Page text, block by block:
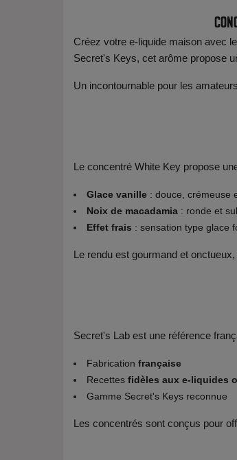
Créez votre e-liquide maison avec le
Secret's Keys, cet arôme propose
Un incontournable pour les
Le concentré White Key propose
Glace vanille : douce, crémeuse
Noix de macadamia : ronde et
Effet frais : sensation type glace
Le rendu est gourmand et
Secret's Lab est une référence
Fabrication française
Recettes fidèles aux e-liquides
Gamme Secret's Keys reconnue
Les concentrés sont conçus pour